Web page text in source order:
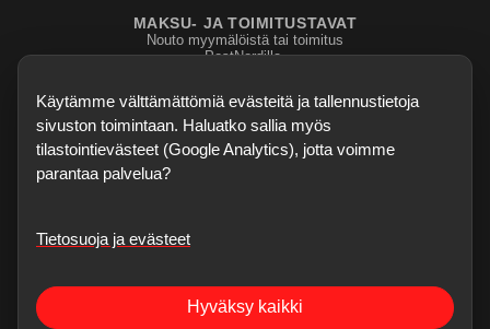
MAKSU- JA TOIMITUSTAVAT
Nouto myymälöistä tai toimitus
PostNordilla.
Sisubiljardi.fi
Verkkokauppa on testivaiheessa - kaikki palaute, bugihavainnot ja
Evasteasetukset
Käytämme välttämättömiä evästeitä ja tallennustietoja
sivuston toimintaan. Haluatko sallia myös
tilastointievästeet (Google Analytics), jotta voimme
parantaa palvelua?
Tietosuoja ja evästeet
Hyväksy kaikki